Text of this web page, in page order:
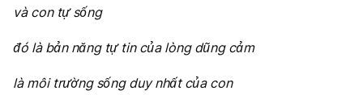
và con tự sống
đó là bản năng tự tin của lòng dũng cảm
là môi trường sống duy nhất của con